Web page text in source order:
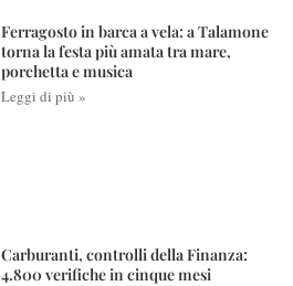
Ferragosto in barca a vela: a Talamone
torna la festa più amata tra mare,
porchetta e musica
Leggi di più »
Carburanti, controlli della Finanza:
4.800 verifiche in cinque mesi